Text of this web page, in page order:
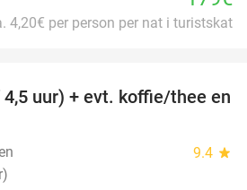
4,20€ per person per nat i turistskat
61%
4,5 uur) + evt. koffie/thee en
9.4 star